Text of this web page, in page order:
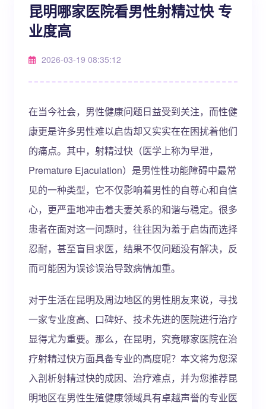
昆明哪家医院看男性射精过快 专
业度高
2026-03-19 08:35:12
在当今社会，男性健康问题日益受到关注，而性健
康更是许多男性难以启齿却又实实在在困扰着他们
的痛点。其中，射精过快（医学上称为早泄，
Premature Ejaculation）是男性性功能障碍中最常
见的一种类型，它不仅影响着男性的自尊心和自信
心，更严重地冲击着夫妻关系的和谐与稳定。很多
患者在面对这一问题时，往往因为羞于启齿而选择
忍耐，甚至盲目求医，结果不仅问题没有解决，反
而可能因为误诊误治导致病情加重。
对于生活在昆明及周边地区的男性朋友来说，寻找
一家专业度高、口碑好、技术先进的医院进行治疗
显得尤为重要。那么，在昆明，究竟哪家医院在治
疗射精过快方面具备专业的高度呢？本文将为您深
入剖析射精过快的成因、治疗难点，并为您推荐昆
明地区在男性生殖健康领域具有卓越声誉的专业医